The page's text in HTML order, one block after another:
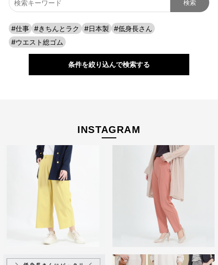
ほどよい光沢感が上品
光沢感と上品なツヤ、するりと肌を流れるようなとろみ感が、大
人を美しく見せます。 どんなアイテムにも合わせやすいよう、極
#仕事 #きちんとラク #日本製
#低身長さん
#ウエスト総ゴム
条件を絞り込んで検索する
INSTAGRAM